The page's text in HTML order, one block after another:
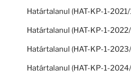
Határtalanul (HAT-KP-1-
Határtalanul (HAT-KP-1-
Határtalanul (HAT-KP-1-
Határtalanul (HAT-KP-1-